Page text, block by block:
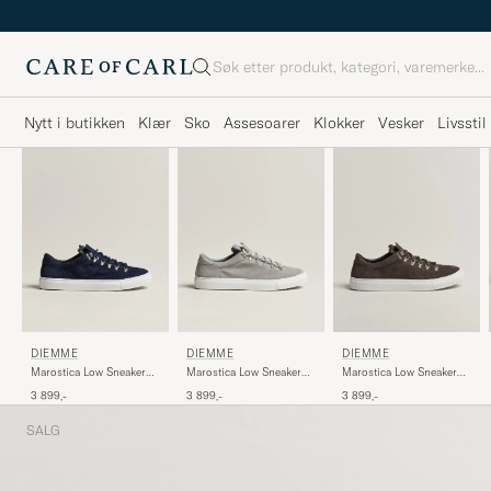
Søk
Nytt i butikken Klær Sko Assesoarer Klokker Vesker Livsstil
DIEMME
Marostica Low Sneaker
3 899,-
DIEMME
Marostica Low Sneaker
3 899,-
DIEMME
Marostica Low Sneaker
3 899,-
SALG